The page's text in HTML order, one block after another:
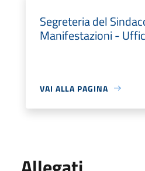
Segreteria del
Manifestazioni -
VAI ALLA PAGINA